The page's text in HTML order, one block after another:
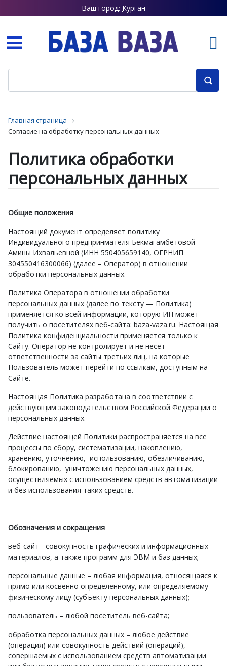
Ваш город: Курган
Главная страница
Согласие на обработку персональных данных
Политика обработки
персональных данных
Общие положения
Настоящий документ определяет политику
Индивидуального предпринмателя Бекмагамбетовой
Амины Ихвальевной (ИНН 550405659140, ОГРНИП
304550416300066) (далее – Оператор) в отношении
обработки персональных данных.
Политика Оператора в отношении обработки
персональных данных (далее по тексту — Политика)
применяется ко всей информации, которую ИП может
получить о посетителях веб-сайта: baza-vaza.ru. Настоящая
Политика конфиденциальности применяется только к
Сайту. Оператор не контролирует и не несет
ответственности за сайты третьих лиц, на которые
Пользователь может перейти по ссылкам, доступным на
Сайте.
Настоящая Политика разработана в соответствии с
действующим законодательством Российской Федерации о
персональных данных.
Действие настоящей Политики распространяется на все
процессы по сбору, систематизации, накоплению,
хранению, уточнению, использованию, обезличиванию,
блокированию, уничтожению персональных данных,
осуществляемых с использованием средств автоматизации
и без использования таких средств.
Обозначения и сокращения
веб-сайт - совокупность графических и информационных
материалов, а также программ для ЭВМ и баз данных;
персональные данные – любая информация, относящаяся к
прямо или косвенно определенному, или определяемому
физическому лицу (субъекту персональных данных);
пользователь – любой посетитель веб-сайта;
обработка персональных данных – любое действие
(операция) или совокупность действий (операций),
совершаемых с использованием средств автоматизации